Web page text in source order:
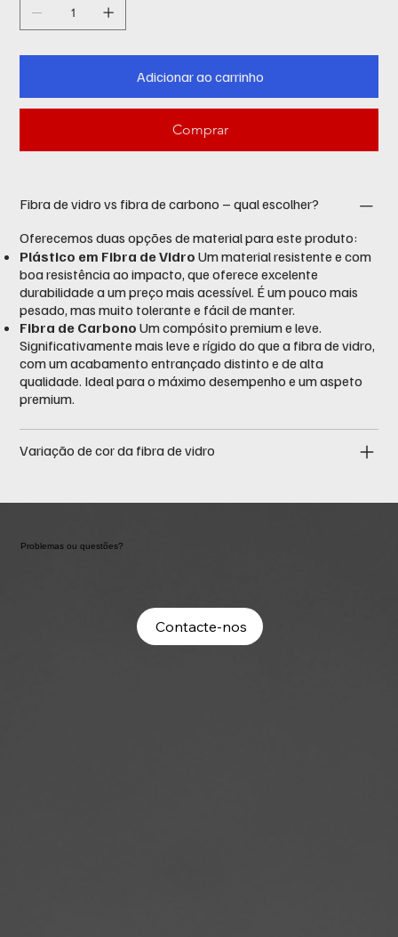
Adicionar ao carrinho
Comprar
Fibra de vidro vs fibra de carbono – qual escolher?
Oferecemos duas opções de material para este produto:
Plástico em Fibra de Vidro Um material resistente e com
boa resistência ao impacto, que oferece excelente
durabilidade a um preço mais acessível. É um pouco mais
pesado, mas muito tolerante e fácil de manter.
Fibra de Carbono Um compósito premium e leve.
Significativamente mais leve e rígido do que a fibra de vidro,
com um acabamento entrançado distinto e de alta
qualidade. Ideal para o máximo desempenho e um aspeto
premium.
Variação de cor da fibra de vidro
Problemas ou questões?
Contacte-nos